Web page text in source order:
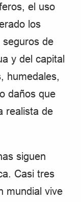
el uso
los
de
y del capital
humedales,
daños que
realista de
siguen
Casi tres
mundial vive